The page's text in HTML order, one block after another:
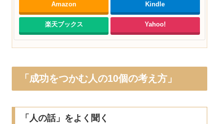
Amazon Kindle
楽天ブックス Yahoo!
「成功をつかむ人の10個の考え方」
「人の話」をよく聞く